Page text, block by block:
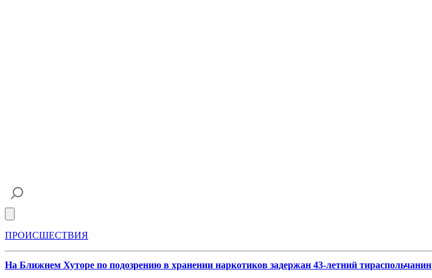
ПРОИСШЕСТВИЯ
На Ближнем Хуторе по подозрению в хранении наркотиков задержан 43-летний тираспольчанин